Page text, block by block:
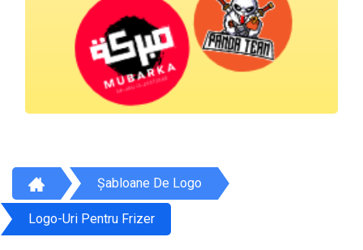
Șabloane De Logo
Logo-Uri Pentru Frizer